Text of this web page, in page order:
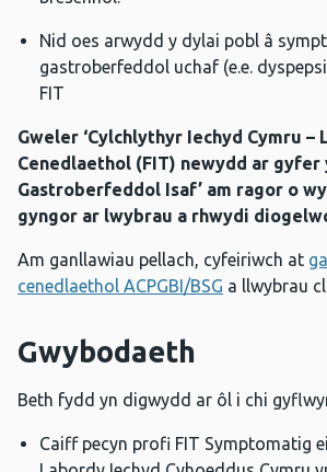
Nid oes arwydd y dylai pobl â
gastroberfeddol uchaf (e.e.
FIT
Gweler ‘Cylchlythyr Iechyd Cymru
Cenedlaethol (FIT) newydd ar gyfer
Gastroberfeddol Isaf’ am ragor o
gyngor ar lwybrau a rhwydi
Am ganllawiau pellach, cyfeiriwch at
cenedlaethol ACPGBI/BSG a llwybrau
Gwybodaeth
Beth fydd yn digwydd ar ôl i chi
Caiff pecyn profi FIT Symptomatig